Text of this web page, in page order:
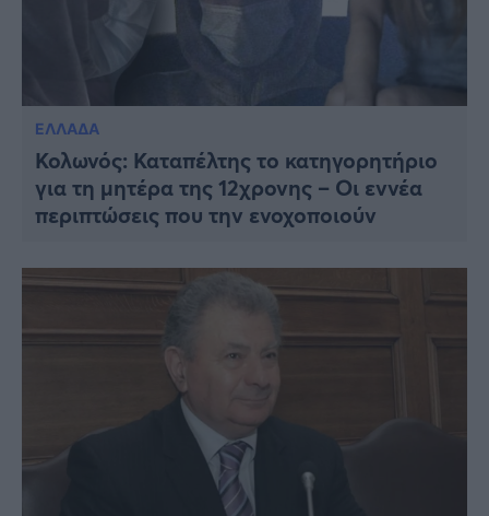
ΕΛΛΑΔΑ
Κολωνός: Καταπέλτης το κατηγορητήριο
για τη μητέρα της 12χρονης – Οι εννέα
περιπτώσεις που την ενοχοποιούν